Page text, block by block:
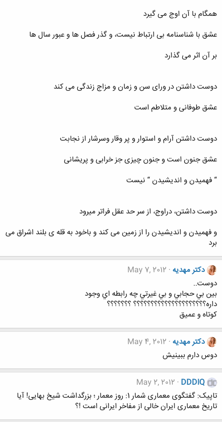
همگام با آن اوج می گیرد
عشق با شناسنامه بی ارتباط نیست، و گذر فصل ها و عبور سال ها
بر آن اثر می گذارد
دوست داشتن در ورای سن و زمان و مزاج زندگی می کند
عشق طوفانی و متلاطم است
دوست داشتن آرام و استوار و پر وقار وسرشار از نجابت
عشق جنون است و جنون چیزی جز خرابی و پریشانی
“ فهمیدن و اندیشیدن “ نیست
دوست داشتن، دراوج، از سر حد عقل فراتر میرود
و فهمیدن و اندیشیدن را از زمین می کند و باخود به قله ی بلند اشراق می
برد
دکتر مهدیه May 7, 2012
دوست..
بين بي حجابي و بي غيرتي چه رابطه اي وجود
داره؟؟؟؟؟؟؟؟؟؟؟؟؟؟؟؟؟؟؟؟؟ ؟؟؟؟؟؟؟
کوتاه و عمیق
دکتر مهدیه May 4, 2012
دوس دارم ببینیش
DDDIQ
May 2, 2012
تاپیک: گفتگوی معماری شمار 1: روز معمار ؛ بزرگداشت شیخ بهایی! آیا
تاریخ معماری ایران خالی از مفاخر ایرانی است !؟